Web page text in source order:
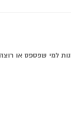
למי שפספס או